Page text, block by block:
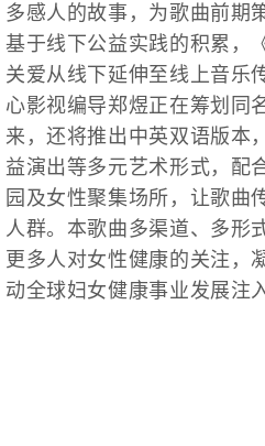
多感人的故事，为歌曲前期
基于线下公益实践的积累，
关爱从线下延伸至线上音乐
心影视编导郑煜正在筹划同
来，还将推出中英双语版本
益演出等多元艺术形式，配
园及女性聚集场所，让歌曲
人群。本歌曲多渠道、多形
更多人对女性健康的关注，
动全球妇女健康事业发展注